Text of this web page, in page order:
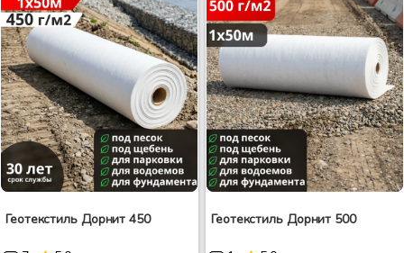
Геотекстиль Дорнит 450 Геотекстиль Дорнит 500